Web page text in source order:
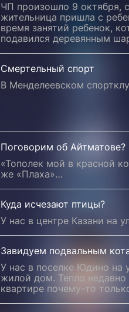
ЧП произошло 9 октября,
жительница пришла с
время занятий ребенок,
подавился деревянным
Смертельный спорт
В Менделеевском
Поговорим об Айтматове?
«Тополек мой в красной
же «Плаха»…
Куда исчезают птицы?
У нас в центре Казани на
Завидуем подвальным
У нас в поселке Юдино на
жилой дом. Тепло
квартире почему-то